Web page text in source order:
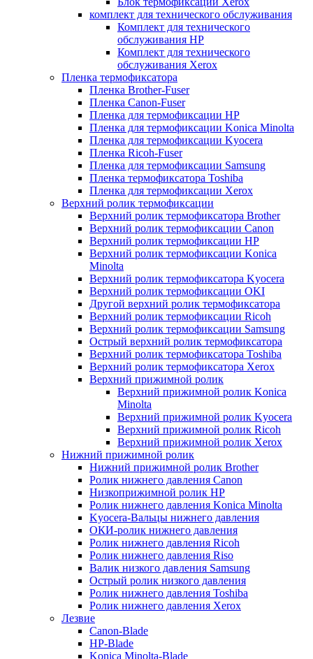
комплект для технического обслуживания
Комплект для технического
обслуживания HP
Комплект для технического
обслуживания Xerox
Пленка термофиксатора
Пленка Brother-Fuser
Пленка Canon-Fuser
Пленка для термофиксации HP
Пленка для термофиксации Konica Minolta
Пленка для термофиксации Kyocera
Пленка Ricoh-Fuser
Пленка для термофиксации Samsung
Пленка термофиксатора Toshiba
Пленка для термофиксации Xerox
Верхний ролик термофиксации
Верхний ролик термофиксатора Brother
Верхний ролик термофиксации Canon
Верхний ролик термофиксации HP
Верхний ролик термофиксации Konica
Minolta
Верхний ролик термофиксатора Kyocera
Верхний ролик термофиксации OKI
Другой верхний ролик термофиксатора
Верхний ролик термофиксации Ricoh
Верхний ролик термофиксации Samsung
Острый верхний ролик термофиксатора
Верхний ролик термофиксатора Toshiba
Верхний ролик термофиксатора Xerox
Верхний прижимной ролик
Верхний прижимной ролик Konica
Minolta
Верхний прижимной ролик Kyocera
Верхний прижимной ролик Ricoh
Верхний прижимной ролик Xerox
Нижний прижимной ролик
Нижний прижимной ролик Brother
Ролик нижнего давления Canon
Низкоприжимной ролик HP
Ролик нижнего давления Konica Minolta
Kyocera-Вальцы нижнего давления
ОКИ-ролик нижнего давления
Ролик нижнего давления Ricoh
Ролик нижнего давления Riso
Валик низкого давления Samsung
Острый ролик низкого давления
Ролик нижнего давления Toshiba
Ролик нижнего давления Xerox
Лезвие
Canon-Blade
HP-Blade
Konica Minolta-Blade